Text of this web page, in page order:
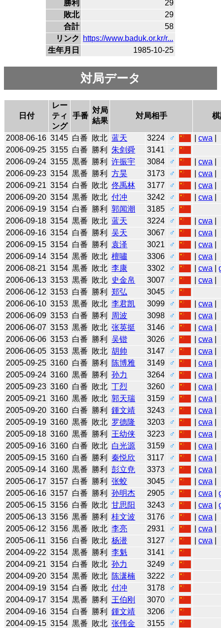
勝利
29
敗北
29
合計
58
リンク
https://www.baduk.or.kr/r...
生年月日
1985-10-25
対局データ
日付
レー
ティ
ング
手番
対局
結果
対局相手
2008-06-16 3145 白番 敗北 蓝天 3224 ♂ |cwa
2006-09-25 3155 白番 勝利 朱剑舜 3141
♂
2006-09-24 3155 黒番 勝利 许振宇 3084 ♂ |cwa
2006-09-23 3154 黒番 勝利 方昊 3173 ♂ |cwa
2006-09-21 3154 白番 敗北 佟禹林 3177 ♂ |cwa
2006-09-20 3154 黒番 敗北 付冲 3242 ♂ |cwa
2006-09-19 3154 白番 勝利 郭闻潮 3185
♂
2006-09-18 3154 黒番 敗北 蓝天 3224 ♂ |cwa
2006-09-16 3154 白番 勝利 吴天 3067 ♂ |cwa
2006-09-15 3154 白番 勝利 袁泽 3021 ♂ |cwa
2006-09-14 3154 黒番 敗北 檀嘯 3306 ♂ |cwa
2006-08-21 3154 黒番 敗北 李康 3302 ♂ |cwa |
2006-06-13 3153 黒番 敗北 史金帛 3007 ♂ |cwa
2006-06-12 3153 白番 勝利 郑弘 3045
♂
2006-06-10 3153 黒番 敗北 李君凯 3099 ♂ |cwa
2006-06-09 3153 白番 勝利 周波 3098 ♂ |cwa
2006-06-07 3153 黒番 敗北 张英挺 3146 ♂ |cwa
2006-06-06 3153 白番 勝利 吴锴 3026 ♂ |cwa
2006-06-05 3153 黒番 敗北 胡帅 3147 ♂ |cwa
2005-09-25 3160 白番 勝利 陈博雅 3149 ♂ |cwa
2005-09-24 3160 黒番 勝利 孙力 3264 ♂ |cwa
2005-09-23 3160 白番 敗北 丁烈 3260 ♂ |cwa
2005-09-21 3160 黒番 敗北 郭天瑞 3159 ♂ |cwa
2005-09-20 3160 白番 勝利 鍾文靖 3243 ♂ |cwa
2005-09-19 3160 黒番 敗北 罗德隆 3203 ♂ |cwa
2005-09-18 3160 黒番 勝利 王幼侠 3223 ♂ |cwa
2005-09-16 3160 白番 敗北 白光源 3159 ♂ |cwa
2005-09-15 3160 白番 勝利 秦悦欣 3117 ♂ |cwa
2005-09-14 3160 黒番 勝利 彭立尭 3373 ♂ |cwa
2005-06-17 3157 白番 勝利 张蛟 3045 ♂ |cwa
2005-06-16 3157 白番 勝利 孙明杰 2905 ♂ |cwa |
2005-06-15 3156 白番 敗北 甘思阳 3243 ♂ |cwa |
2005-06-13 3156 黒番 勝利 桂文波 3176 ♂ |cwa
2005-06-12 3156 黒番 敗北 李亮 2931 ♂ |cwa
2005-06-11 3156 白番 敗北 杨潜 3127 ♂ |cwa
2004-09-22 3154 黒番 勝利 李魁 3141
♂
2004-09-21 3154 白番 敗北 孙力 3249
♂
2004-09-20 3154 黒番 敗北 陈潇楠 3222
♂
2004-09-19 3154 白番 敗北 付冲 3178
♂
2004-09-17 3154 黒番 勝利 王伯刚 3070
♂
2004-09-16 3154 白番 勝利 鍾文靖 3206
♂
2004-09-15 3154 黒番 敗北 张伟金 3155
♂